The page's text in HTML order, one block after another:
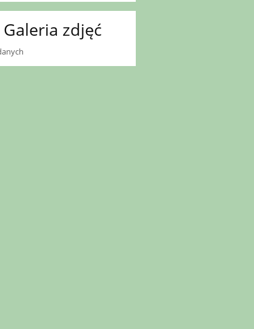
Galeria zdjęć